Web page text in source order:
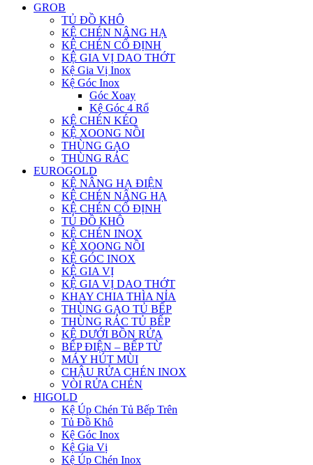
GROB
TỦ ĐỒ KHÔ
KỆ CHÉN NÂNG HẠ
KỆ CHÉN CỐ ĐỊNH
KỆ GIA VỊ DAO THỚT
Kệ Gia Vị Inox
Kệ Góc Inox
Góc Xoay
Kệ Góc 4 Rổ
KỆ CHÉN KÉO
KỆ XOONG NỒI
THÙNG GẠO
THÙNG RÁC
EUROGOLD
KỆ NÂNG HẠ ĐIỆN
KỆ CHÉN NÂNG HẠ
KỆ CHÉN CỐ ĐỊNH
TỦ ĐỒ KHÔ
KỆ CHÉN INOX
KỆ XOONG NỒI
KỆ GÓC INOX
KỆ GIA VỊ
KỆ GIA VỊ DAO THỚT
KHAY CHIA THÌA NỈA
THÙNG GẠO TỦ BẾP
THÙNG RÁC TỦ BẾP
KỆ DƯỚI BỒN RỬA
BẾP ĐIỆN – BẾP TỪ
MÁY HÚT MÙI
CHẬU RỬA CHÉN INOX
VÒI RỬA CHÉN
HIGOLD
Kệ Úp Chén Tủ Bếp Trên
Tủ Đồ Khô
Kệ Góc Inox
Kệ Gia Vị
Kệ Úp Chén Inox